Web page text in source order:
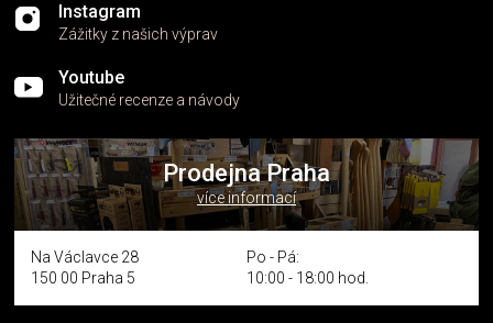
Instagram
Zážitky z našich výprav
Youtube
Užitečné recenze a návody
Prodejna Praha
více informací
Na Václavce 28
150 00 Praha 5
Po - Pá:
10:00 - 18:00 hod.